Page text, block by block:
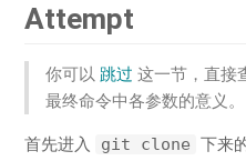
Attempt
你可以 跳过这一节，直接
最终命令中各参数的意义。
首先进入 git clone 下来